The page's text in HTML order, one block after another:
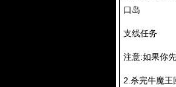
口岛
支线任务
注意:如果你
2.杀完牛魔王